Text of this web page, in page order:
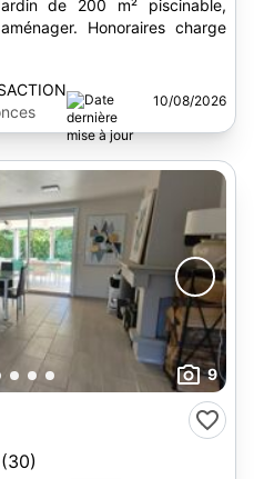
de 200 m² piscinable,
Honoraires charge
10/08/2026
9